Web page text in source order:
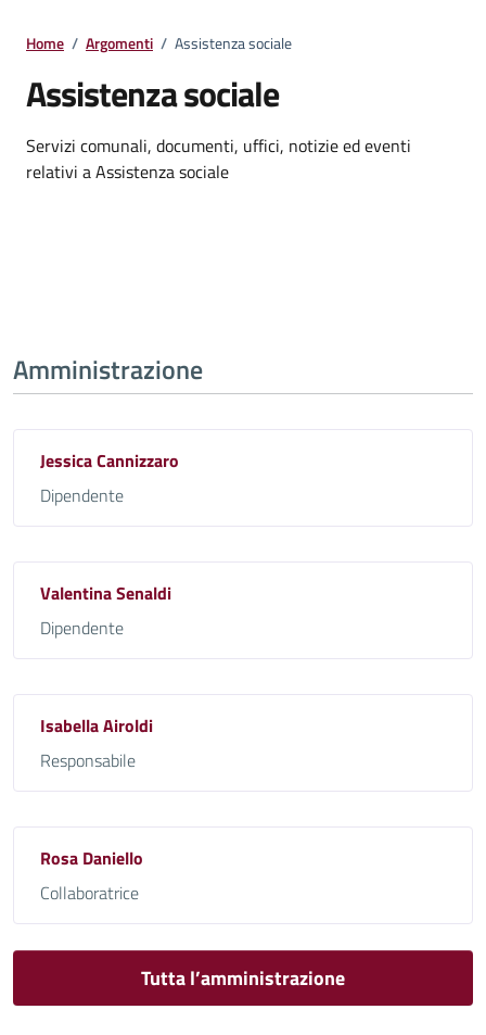
Home / Argomenti / Assistenza sociale
Assistenza sociale
Dettagli della notizia
Servizi comunali, documenti, uffici, notizie ed eventi
relativi a Assistenza sociale
Amministrazione
Jessica Cannizzaro
Dipendente
Valentina Senaldi
Dipendente
Isabella Airoldi
Responsabile
Rosa Daniello
Collaboratrice
Tutta l’amministrazione